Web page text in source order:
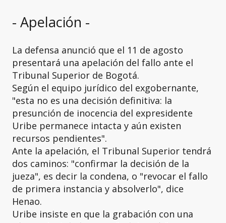
- Apelación -
La defensa anunció que el 11 de agosto
presentará una apelación del fallo ante el
Tribunal Superior de Bogotá.
Según el equipo jurídico del exgobernante,
"esta no es una decisión definitiva: la
presunción de inocencia del expresidente
Uribe permanece intacta y aún existen
recursos pendientes".
Ante la apelación, el Tribunal Superior tendrá
dos caminos: "confirmar la decisión de la
jueza", es decir la condena, o "revocar el fallo
de primera instancia y absolverlo", dice
Henao.
Uribe insiste en que la grabación con una